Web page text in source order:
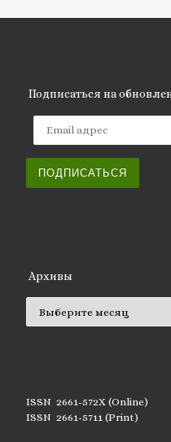
Подписаться на
ПОДПИСАТЬСЯ
Архивы
ISSN 2661-572X (Online)
ISSN 2661-5711 (Print)